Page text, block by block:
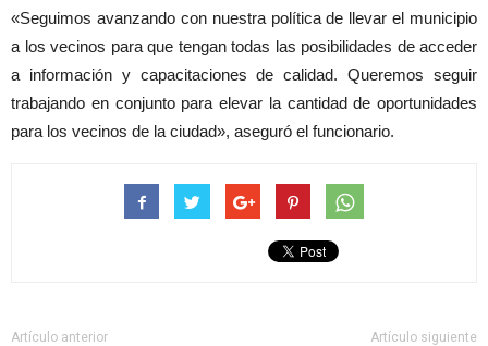
«Seguimos avanzando con nuestra política de llevar el municipio
a los vecinos para que tengan todas las posibilidades de acceder
a información y capacitaciones de calidad. Queremos seguir
trabajando en conjunto para elevar la cantidad de oportunidades
para los vecinos de la ciudad», aseguró el funcionario.
Artículo anterior Artículo siguiente